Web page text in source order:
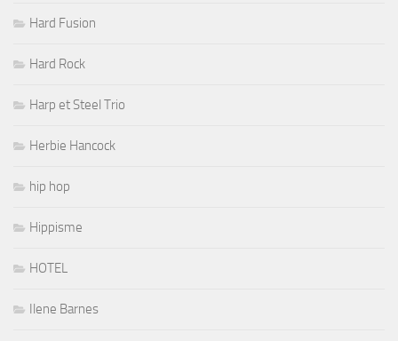
Hard Fusion
Hard Rock
Harp et Steel Trio
Herbie Hancock
hip hop
Hippisme
HOTEL
Ilene Barnes